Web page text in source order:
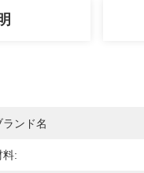
ランド名
料: